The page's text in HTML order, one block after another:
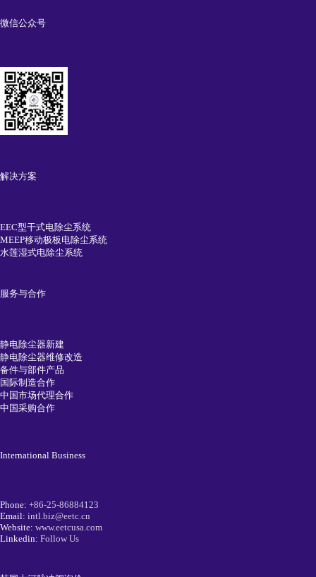
微信公众号
解决方案
EEC型干式电除尘系统
MEEP移动极板电除尘系统
水莲湿式电除尘系统
服务与合作
静电除尘器新建
静电除尘器维修改造
备件与部件产品
国际制造合作
中国市场代理合作
中国采购合作
International Business
Phone: +86-25-86884123
Email: intl.biz@eetc.cn
Website: www.eetcusa.com
Linkedin: Follow Us